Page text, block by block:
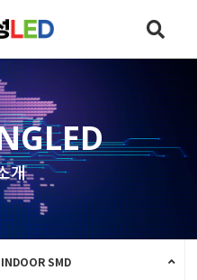
개
INDOOR SMD